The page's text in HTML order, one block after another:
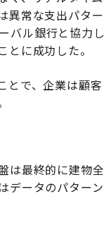
異常な支出パター
バル銀行と協力し
に成功した。
とで、企業は顧客
は最終的に建物全
データのパターン